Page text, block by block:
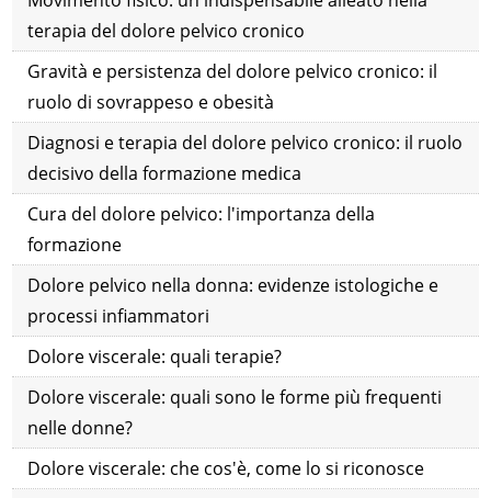
terapia del dolore pelvico cronico
Gravità e persistenza del dolore pelvico cronico: il
ruolo di sovrappeso e obesità
Diagnosi e terapia del dolore pelvico cronico: il ruolo
decisivo della formazione medica
Cura del dolore pelvico: l'importanza della
formazione
Dolore pelvico nella donna: evidenze istologiche e
processi infiammatori
Dolore viscerale: quali terapie?
Dolore viscerale: quali sono le forme più frequenti
nelle donne?
Dolore viscerale: che cos'è, come lo si riconosce